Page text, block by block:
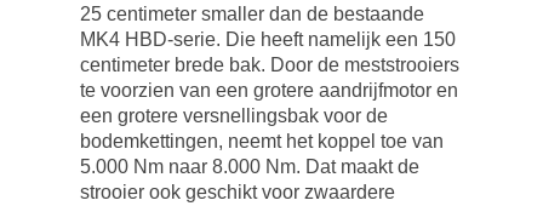
25 centimeter smaller dan de bestaande
MK4 HBD-serie. Die heeft namelijk een 150
centimeter brede bak. Door de meststrooiers
te voorzien van een grotere aandrijfmotor en
een grotere versnellingsbak voor de
bodemkettingen, neemt het koppel toe van
5.000 Nm naar 8.000 Nm. Dat maakt de
strooier ook geschikt voor zwaardere